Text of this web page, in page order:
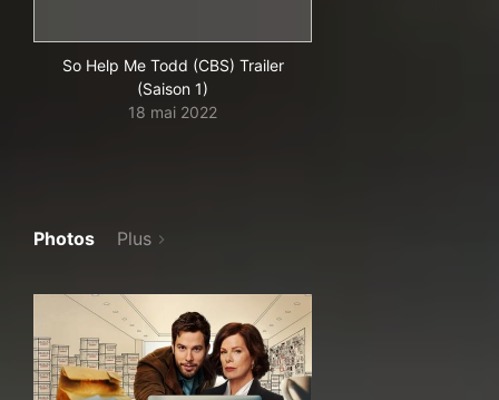
So Help Me Todd (CBS) Trailer
(Saison 1)
18 mai 2022
Photos Plus